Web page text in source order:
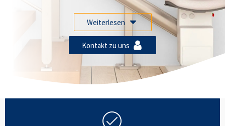
Weiterlesen
Kontakt zu uns